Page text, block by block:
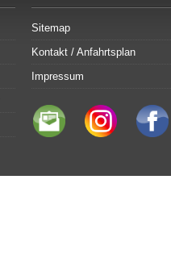
Sitemap
Kontakt / Anfahrtsplan
Impressum